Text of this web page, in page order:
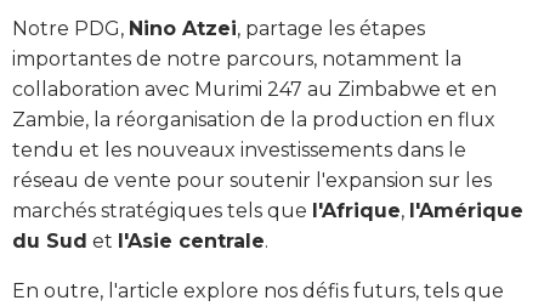
Notre PDG, Nino Atzei, partage les étapes
importantes de notre parcours, notamment la
collaboration avec Murimi 247 au Zimbabwe et en
Zambie, la réorganisation de la production en flux
tendu et les nouveaux investissements dans le
réseau de vente pour soutenir l'expansion sur les
marchés stratégiques tels que l'Afrique, l'Amérique
du Sud et l'Asie centrale.
En outre, l'article explore nos défis futurs, tels que